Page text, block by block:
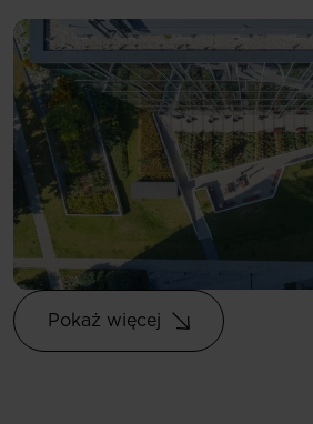
Pokaż więcej